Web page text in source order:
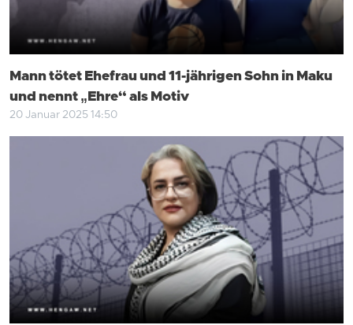
Mann tötet Ehefrau und 11-jährigen Sohn in Maku
und nennt „Ehre“ als Motiv
20 Januar 2025 14:50